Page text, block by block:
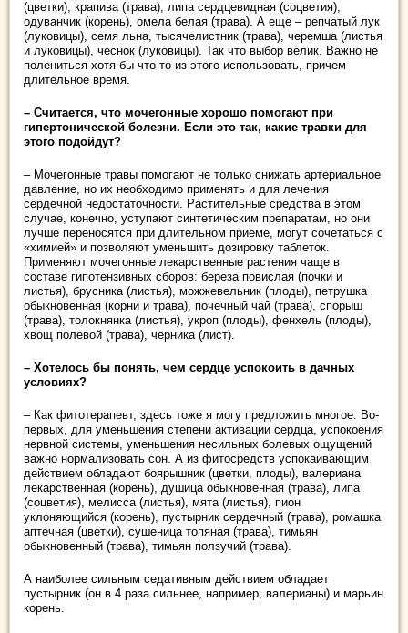
(цветки), крапива (трава), липа сердцевидная (соцветия),
одуванчик (корень), омела белая (трава). А еще – репчатый лук
(луковицы), семя льна, тысячелистник (трава), черемша (листья
и луковицы), чеснок (луковицы). Так что выбор велик. Важно не
полениться хотя бы что-то из этого использовать, причем
длительное время.
– Считается, что мочегонные хорошо помогают при
гипертонической болезни. Если это так, какие травки для
этого подойдут?
– Мочегонные травы помогают не только снижать артериальное
давление, но их необходимо применять и для лечения
сердечной недостаточности. Растительные средства в этом
случае, конечно, уступают синтетическим препаратам, но они
лучше переносятся при длительном приеме, могут сочетаться с
«химией» и позволяют уменьшить дозировку таблеток.
Применяют мочегонные лекарственные растения чаще в
составе гипотензивных сборов: береза повислая (почки и
листья), брусника (листья), можжевельник (плоды), петрушка
обыкновенная (корни и трава), почечный чай (трава), спорыш
(трава), толокнянка (листья), укроп (плоды), фенхель (плоды),
хвощ полевой (трава), черника (лист).
– Хотелось бы понять, чем сердце успокоить в дачных
условиях?
– Как фитотерапевт, здесь тоже я могу предложить многое. Во-
первых, для уменьшения степени активации сердца, успокоения
нервной системы, уменьшения несильных болевых ощущений
важно нормализовать сон. А из фитосредств успокаивающим
действием обладают боярышник (цветки, плоды), валериана
лекарственная (корень), душица обыкновенная (трава), липа
(соцветия), мелисса (листья), мята (листья), пион
уклоняющийся (корень), пустырник сердечный (трава), ромашка
аптечная (цветки), сушеница топяная (трава), тимьян
обыкновенный (трава), тимьян ползучий (трава).
А наиболее сильным седативным действием обладает
пустырник (он в 4 раза сильнее, например, валерианы) и марьин
корень.